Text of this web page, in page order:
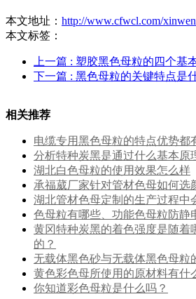
本文地址： http://www.cfwcl.com/
本文标签：
上一篇 : 塑胶黑色母粒的四个基
下一篇 : 黑色母粒的关键特点是
相关推荐
电缆专用黑色母粒的特点优势都
分析特种炭黑是通过什么基本原
湖北白色母粒的使用效果怎么样
承福葳厂家针对管材色母如何选
湖北管材色母定制的生产过程中
色母粒有哪些、功能色母粒防静
黄冈特种炭黑的着色强度是随着
的？
无载体黑色砂与无载体黑色母粒
黄色彩色母所使用的原材料有什
你知道彩色母粒是什么吗？